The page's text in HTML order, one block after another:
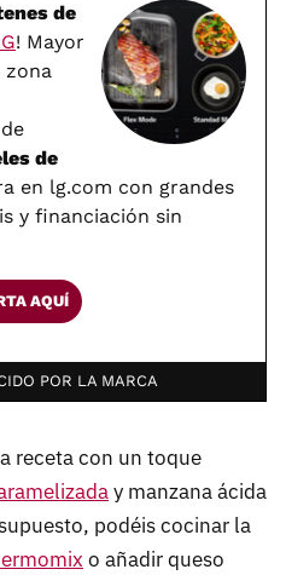
de
! Mayor
zona
de
en lg.com con grandes
y financiación sin
AQUÍ
POR LA MARCA
receta con un toque
y manzana ácida
podéis cocinar la
o añadir queso